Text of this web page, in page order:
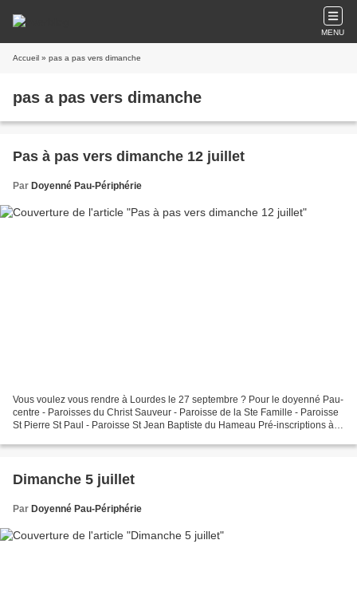
MENU
Accueil » pas a pas vers dimanche
pas a pas vers dimanche
Pas à pas vers dimanche 12 juillet
Par Doyenné Pau-Périphérie
Vous voulez vous rendre à Lourdes le 27 septembre ? Pour le doyenné Pau-
centre - Paroisses du Christ Sauveur - Paroisse de la Ste Famille - Paroisse
St Pierre St Paul - Paroisse St Jean Baptiste du Hameau Pré-inscriptions à
Dimanche 5 juillet
Par Doyenné Pau-Périphérie